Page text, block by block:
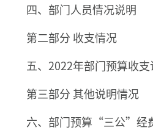
四、部门人员情况说明
第二部分 收支情况
五、2022年部门预算收支
第三部分 其他说明情况
六、部门预算“三公”经